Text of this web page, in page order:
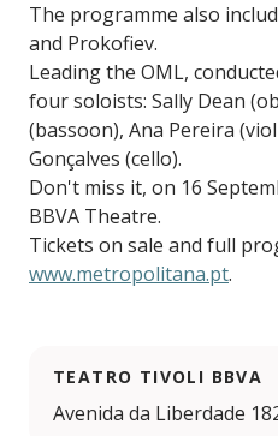
The programme also
and Prokofiev.
Leading the OML,
four soloists: Sally Dean
(bassoon), Ana Pereira
Gonçalves (cello).
Don't miss it, on 16
BBVA Theatre.
Tickets on sale and full
www.metropolitana.pt.
TEATRO TIVOLI BBVA
Avenida da Liberdade